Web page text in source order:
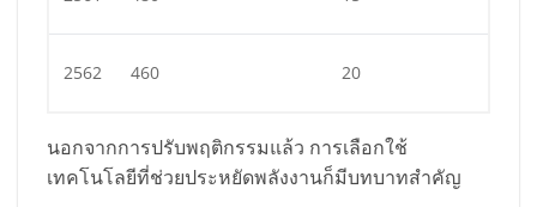
2562 460 20
นอกจากการปรับพฤติกรรมแล้ว การเลือกใช้
เทคโนโลยีที่ช่วยประหยัดพลังงานก็มีบทบาทสำคัญ